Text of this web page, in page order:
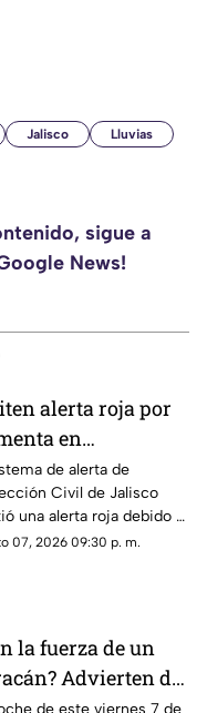
Jalisco Lluvias
sigue a
News!
alerta roja por
en
advierten
de árboles e
de alerta de
Civil de Jalisco
una alerta roja debido a
tormenta que se
07, 2026 09:30 p. m.
la fuerza de un
Advierten de
RACHAS DE